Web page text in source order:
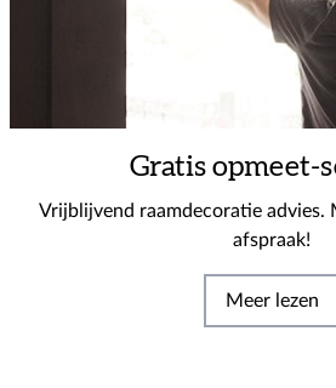
Gratis opmeet-
Vrijblijvend raamdecoratie advies.
afspraak!
Meer lezen